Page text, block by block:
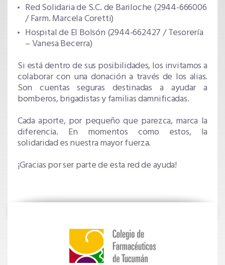
Red Solidaria de S.C. de Bariloche (2944-666006
/ Farm. Marcela Coretti)
Hospital de El Bolsón (2944-662427 / Tesorería
– Vanesa Becerra)
Si está dentro de sus posibilidades, los invitamos a
colaborar con una donación a través de los alias.
Son cuentas seguras destinadas a ayudar a
bomberos, brigadistas y familias damnificadas.
Cada aporte, por pequeño que parezca, marca la
diferencia. En momentos como estos, la
solidaridad es nuestra mayor fuerza.
¡Gracias por ser parte de esta red de ayuda!